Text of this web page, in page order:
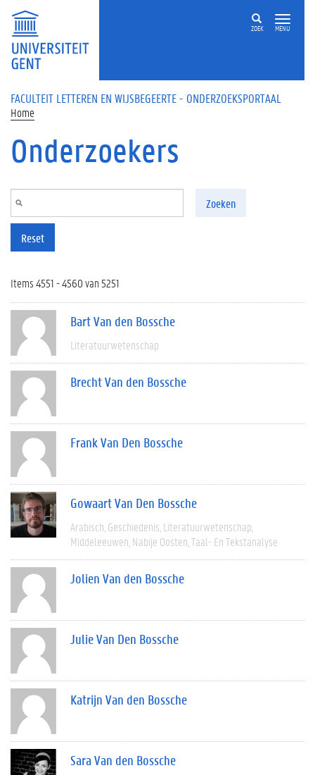
Overslaan en naar de inhoud gaan
ZOEK MENU
FACULTEIT LETTEREN EN WIJSBEGEERTE - ONDERZOEKSPORTAAL
Home
Onderzoekers
Zoeken
Reset
Items 4551 - 4560 van 5251
Bart Van den Bossche
Literatuurwetenschap
Brecht Van den Bossche
Frank Van Den Bossche
Gowaart Van Den Bossche
Arabisch Geschiedenis Literatuurwetenschap
Middeleeuwen Nabije Oosten Taal- En Tekstanalyse
Jolien Van den Bossche
Julie Van Den Bossche
Katrijn Van den Bossche
Sara Van den Bossche